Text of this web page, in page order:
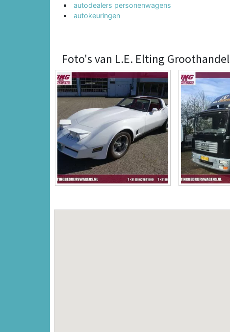
autodealers personenwagens
autokeuringen
Foto's van L.E. Elting Groothandel